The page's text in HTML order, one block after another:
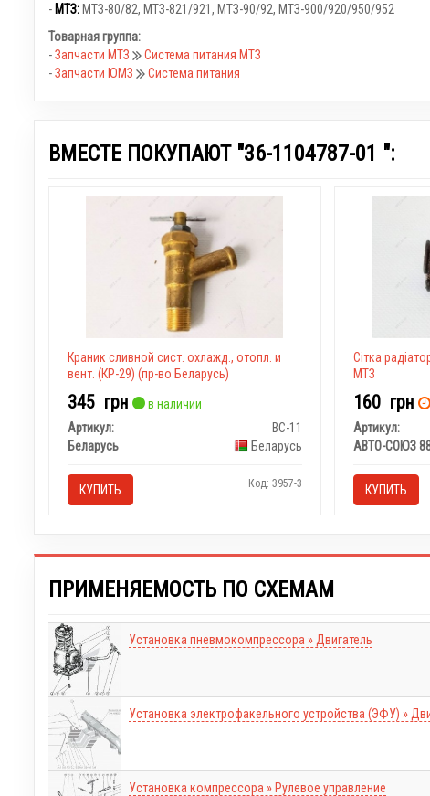
- МТЗ:МТЗ-80/82, МТЗ-821/921, МТЗ-90/92, МТЗ-900/920/950/952
Товарная группа:
-Запчасти МТЗ
Система питания МТЗ
-Запчасти ЮМЗ Система питания
ВМЕСТЕ ПОКУПАЮТ "36-1104787-01 ":
Краник сливной сист. охлажд., отопл. и
вент. (КР-29) (пр-во Беларусь)
345 грн
в наличии
Артикул:
ВС-11
Беларусь
Беларусь
КУПИТЬ Код: 3957-3
Сітка
МТЗ
160 грн
Артикул:
АВТО-СОЮЗ
КУПИТЬ
ПРИМЕНЯЕМОСТЬ ПО СХЕМАМ
Установка пневмокомпрессора » Двигатель
Установка электрофакельного устройства (ЭФУ) »
Установка компрессора » Рулевое управление